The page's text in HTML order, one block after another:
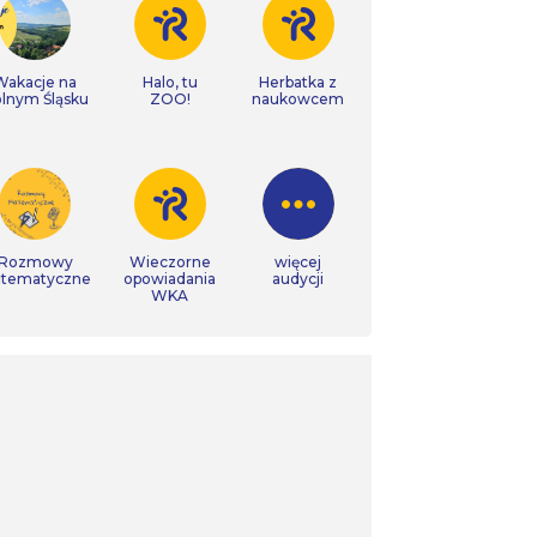
na
Śląsku
Halo, tu
ZOO!
Herbatka z
naukowcem
Wieczorne
opowiadania
WKA
więcej
audycji